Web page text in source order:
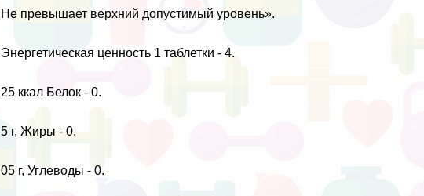
Не превышает верхний допустимый уровень».
Энергетическая ценность 1 таблетки - 4.
25 ккал Белок - 0.
5 г, Жиры - 0.
05 г, Углеводы - 0.